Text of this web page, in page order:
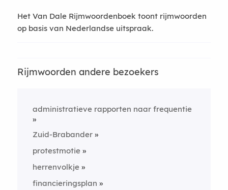
Het Van Dale Rijmwoordenboek toont rijmwoorden
op basis van Nederlandse uitspraak.
Rijmwoorden andere bezoekers
administratieve rapporten naar frequentie
Zuid-Brabander
protestmotie
herrenvolkje
financieringsplan